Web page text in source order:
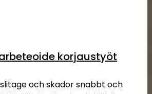
oide korjaustyöt
och skador snabbt och